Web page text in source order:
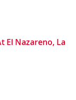
El Nazareno, La